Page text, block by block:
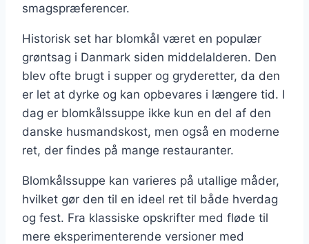
smagspræferencer.
Historisk set har blomkål været en populær
grøntsag i Danmark siden middelalderen. Den
blev ofte brugt i supper og gryderetter, da den
er let at dyrke og kan opbevares i længere tid. I
dag er blomkålssuppe ikke kun en del af den
danske husmandskost, men også en moderne
ret, der findes på mange restauranter.
Blomkålssuppe kan varieres på utallige måder,
hvilket gør den til en ideel ret til både hverdag
og fest. Fra klassiske opskrifter med fløde til
mere eksperimenterende versioner med